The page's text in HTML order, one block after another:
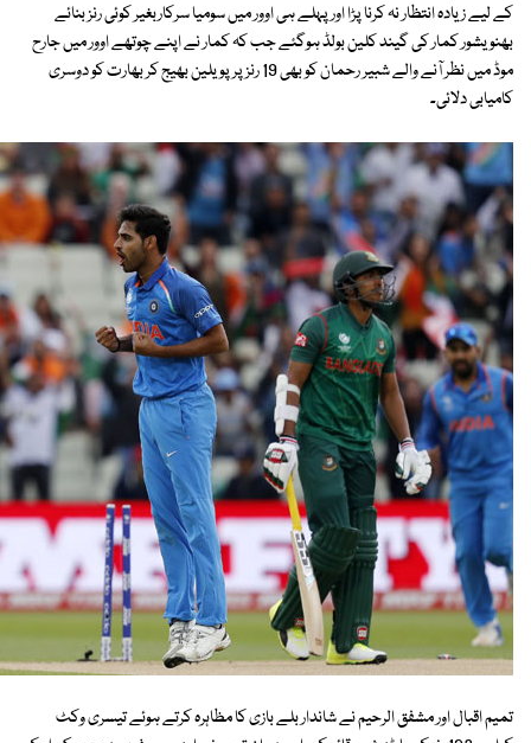
کے لیے زیادہ انتظار نہ کرنا پڑا اور پہلے ہی اوور میں سومیا سرکاربغیر کوئی رنز بنائے
بھنویشور کمار کی گیند کلین بولڈ ہوگئے جب کہ کمار نے اپنے چوتھے اوور میں جارح
موڈ میں نظر آنے والے شبیر رحمان کو بھی 19 رنز پر پویلین بھیج کر بھارت کو دوسری
کامیابی دلائی۔
تمیم اقبال اور مشفق الرحیم نے شاندار بلے بازی کا مظاہرہ کرتے ہوئے تیسری وکٹ